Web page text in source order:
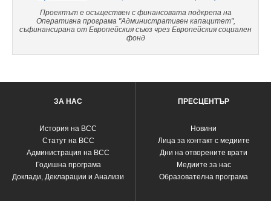
Проектът е осъществен с финансовата подкрепа на
Оперативна програма "Административен капацитет",
съфинансирана от Европейския съюз чрез Европейския социален
фонд
ЗА НАС
История на ВСС
Статут на ВСС
Администрация на ВСС
Годишна програма
Доклади, Декларации и Анализи
ПРЕСЦЕНТЪР
Новини
Лица за контакт с медиите
Дни на отворените врати
Медиите за нас
Образователна програма